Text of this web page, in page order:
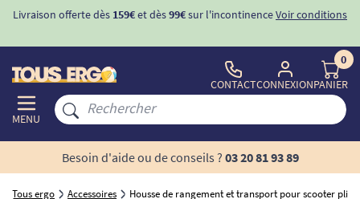
Livraison offerte dès 159€et dès99€sur l'incontinenceVoir conditions
MENU
CONTACTCONNEXION
0
PANIER
Besoin d'aide ou de conseils ? 03 20 81 93 89
Tous ergo Accessoires Housse de rangement et transport pour scooter